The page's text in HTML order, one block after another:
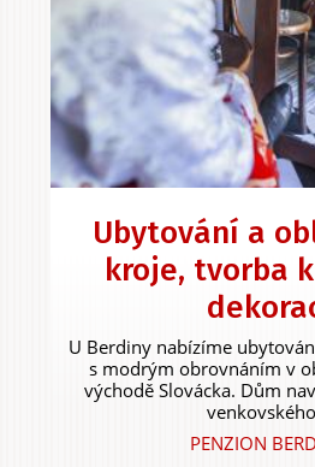
Ubytování a
kroje, tvorba
U Berdiny nabízíme
s modrým obrovnáním v
východě Slovácka. Dům
PENZION